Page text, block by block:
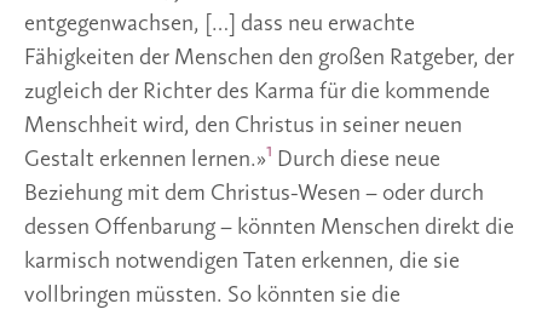
entgegenwachsen, […] dass neu erwachte
Fähigkeiten der Menschen den großen Ratgeber, der
zugleich der Richter des Karma für die kommende
Menschheit wird, den Christus in seiner neuen
Gestalt erkennen lernen.»1 Durch diese neue
Beziehung mit dem Christus-Wesen – oder durch
dessen Offenbarung – könnten Menschen direkt die
karmisch notwendigen Taten erkennen, die sie
vollbringen müssten. So könnten sie die